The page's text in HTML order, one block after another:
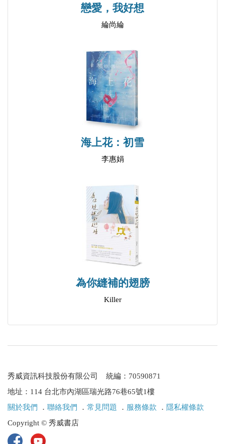
戀愛，我好想
綸尚綸
海上花：初雪
李惠娟
為你縫補的翅膀
Killer
秀威資訊科技股份有限公司 統編：70590871
地址：114 台北市內湖區瑞光路76巷65號1樓
關於我們 ． 聯絡我們 ． 常見問題 ． 服務條款 ． 隱私權條款
Copyright © 秀威書店